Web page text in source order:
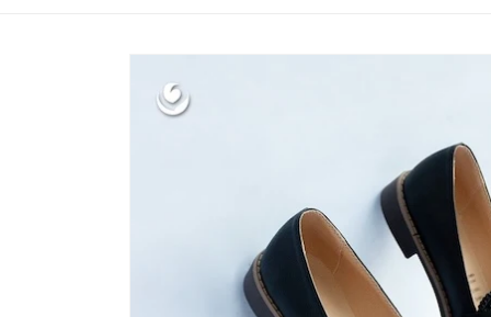
directamente
información
del producto